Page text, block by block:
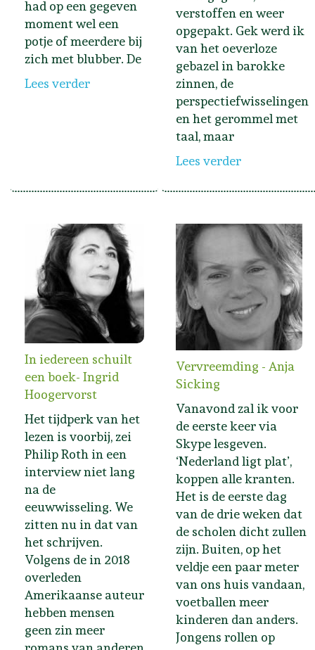
had op een gegeven
moment wel een
potje of meerdere bij
zich met blubber. De
Lees verder
verstoffen en weer
opgepakt. Gek werd ik
van het oeverloze
gebazel in barokke
zinnen, de
perspectiefwisselingen
en het gerommel met
taal, maar
Lees verder
In iedereen schuilt
een boek- Ingrid
Hoogervorst
Het tijdperk van het
lezen is voorbij, zei
Philip Roth in een
interview niet lang
na de
eeuwwisseling. We
zitten nu in dat van
het schrijven.
Volgens de in 2018
overleden
Amerikaanse auteur
hebben mensen
geen zin meer
Vervreemding - Anja
Sicking
Vanavond zal ik voor
de eerste keer via
Skype lesgeven.
‘Nederland ligt plat’,
koppen alle kranten.
Het is de eerste dag
van de drie weken dat
de scholen dicht zullen
zijn. Buiten, op het
veldje een paar meter
van ons huis vandaan,
voetballen meer
kinderen dan anders.
Jongens rollen op